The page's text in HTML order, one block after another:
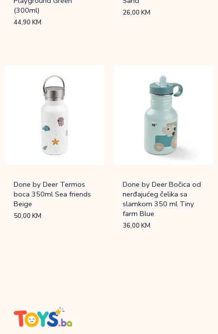
(300ml)
44,90KM
26,00KM
Done by Deer Termos
boca 350ml Sea friends
Beige
50,00KM
Done by Deer Bočica od
nerđajućeg čelika sa
slamkom 350 ml Tiny
farm Blue
36,00KM